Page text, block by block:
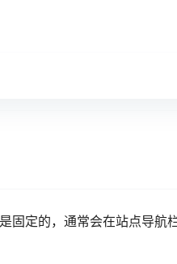
固定的，通常会在站点导航